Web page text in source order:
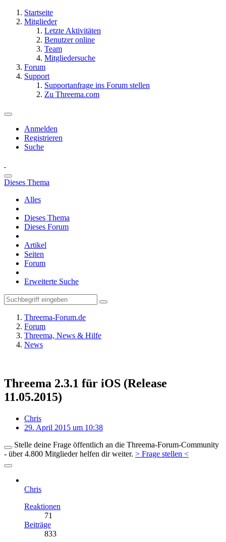
Startseite
Mitglieder
Letzte Aktivitäten
Benutzer online
Team
Mitgliedersuche
Forum
Support
Supportanfrage ins Forum stellen
Zu Threema.com
Anmelden
Registrieren
Suche
Dieses Thema
Alles
Dieses Thema
Dieses Forum
Artikel
Seiten
Forum
Erweiterte Suche
Threema-Forum.de
Forum
Threema, News & Hilfe
News
Threema 2.3.1 für iOS (Release
11.05.2015)
Chris
29. April 2015 um 10:38
Stelle deine Frage öffentlich an die Threema-Forum-Community
- über 4.800 Mitglieder helfen dir weiter. > Frage stellen <
Chris
Reaktionen
71
Beiträge
833